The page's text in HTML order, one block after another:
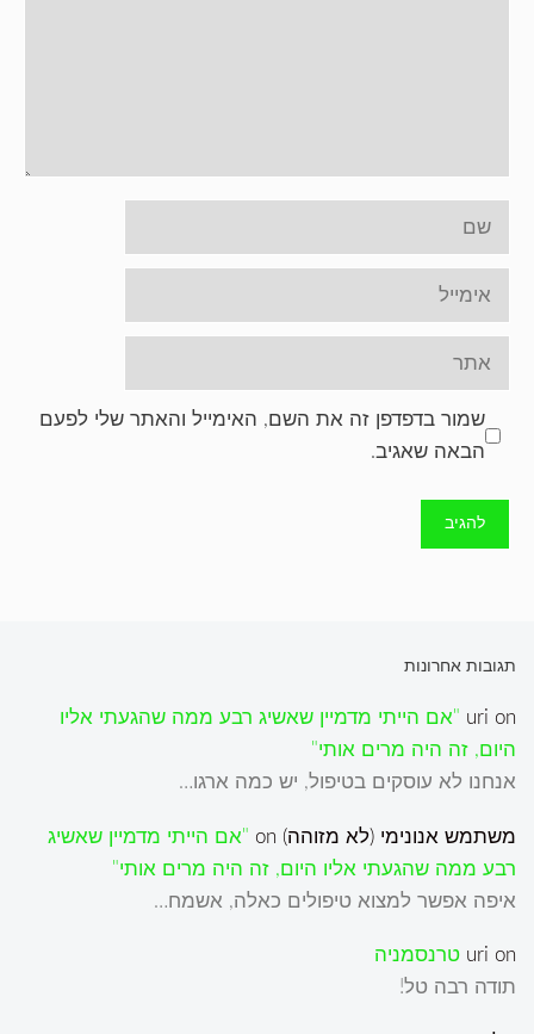
שמור בדפדפן זה את השם, האימייל והאתר שלי לפעם
הבאה שאגיב.
תגובות אחרונות
uri on
"אם הייתי מדמיין שאשיג רבע ממה שהגעתי אליו
היום, זה היה מרים אותי"
אנחנו לא עוסקים בטיפול, יש כמה ארגו…
משתמש אנונימי (לא מזוהה) on "אם הייתי מדמיין שאשיג
רבע ממה שהגעתי אליו היום, זה היה מרים אותי"
איפה אפשר למצוא טיפולים כאלה, אשמח…
uri on
טרנסמניה
תודה רבה טל!